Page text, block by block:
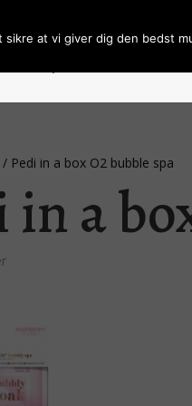
/ Pedi in a box O2 bubble spa
in a
Sorteret
sikre at vi giver dig den bedst